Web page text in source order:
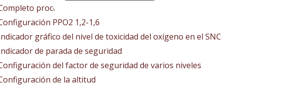
procesador de datos de buceo
PPO2 1,2-1,6
gráfico del nivel de toxicidad del oxígeno en el SNC
de parada de seguridad
del factor de seguridad de varios niveles
de la altitud